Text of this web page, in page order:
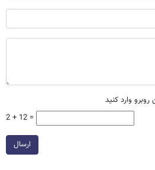
وارد کنید
2 + 12 =
ارسال